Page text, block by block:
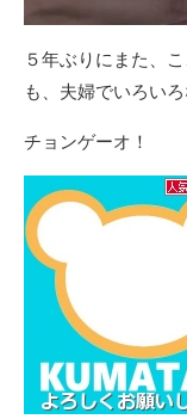
５年ぶりにまた、
も、夫婦でいろい
チョンゲーオ！